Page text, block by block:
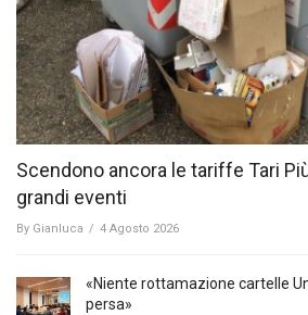
Scendono ancora le tariffe Tari
grandi eventi
By Gianluca / 4 Agosto 2026
«Niente rottamazione cartelle
persa»